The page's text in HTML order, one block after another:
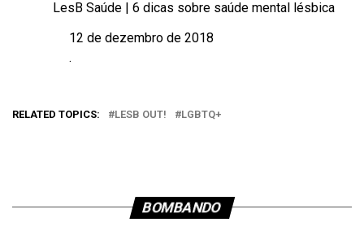
LesB Saúde | 6 dicas sobre saúde mental lésbica
Data12 de dezembro de 2018
Em relação a
.
RELATED TOPICS: LESB OUT! LGBTQ+
BOMBANDO